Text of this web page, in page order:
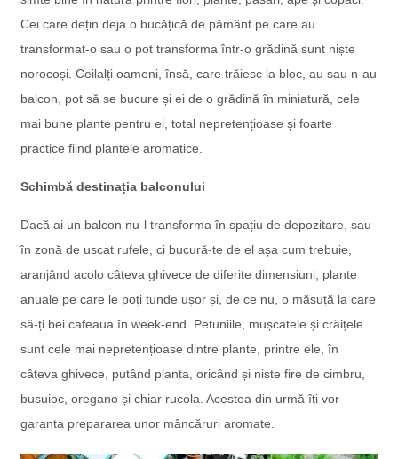
Cei care dețin deja o bucățică de pământ pe care au
transformat-o sau o pot transforma într-o grădină sunt niște
norocoși. Ceilalți oameni, însă, care trăiesc la bloc, au sau n-au
balcon, pot să se bucure și ei de o grădină în miniatură, cele
mai bune plante pentru ei, total nepretențioase și foarte
practice fiind plantele aromatice.
Schimbă destinația balconului
Dacă ai un balcon nu-l transforma în spațiu de depozitare, sau
în zonă de uscat rufele, ci bucură-te de el așa cum trebuie,
aranjând acolo câteva ghivece de diferite dimensiuni, plante
anuale pe care le poți tunde ușor și, de ce nu, o măsuță la care
să-ți bei cafeaua în week-end. Petuniile, mușcatele și crăițele
sunt cele mai nepretențioase dintre plante, printre ele, în
câteva ghivece, putând planta, oricând și niște fire de cimbru,
busuioc, oregano și chiar rucola. Acestea din urmă îți vor
garanta prepararea unor mâncăruri aromate.